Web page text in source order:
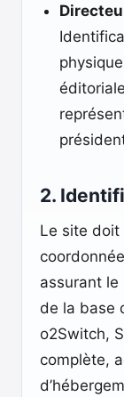
2.
Le site doit
assurant
de la base
o2Switch,
complète,